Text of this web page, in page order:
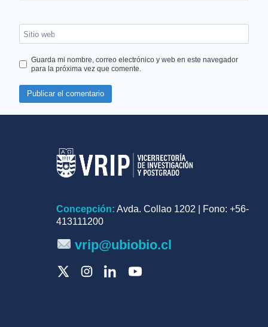
Sitio web
Guarda mi nombre, correo electrónico y web en este navegador
para la próxima vez que comente.
Concepción: Avda. Collao 1202 | Fono: +56-
413111200
vrip@ubiobio.cl